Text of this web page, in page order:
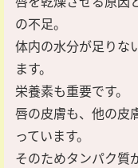
の不足。
体内の水分が足りな
ます。
栄養素も重要です。
唇の皮膚も、他の皮
っています。
そのためタンパク質